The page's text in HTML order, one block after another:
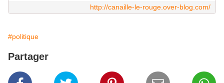
http://canaille-le-rouge.over-blog.com/
#politique
Partager